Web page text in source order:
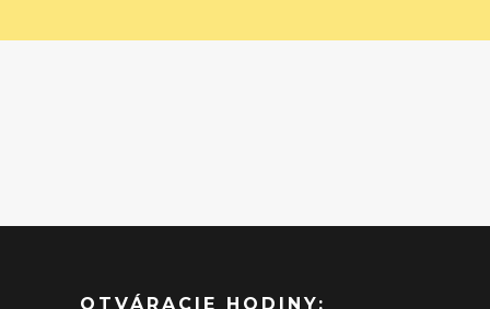
OTVÁRACIE HODINY: